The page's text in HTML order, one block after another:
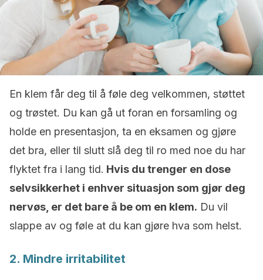
En klem får deg til å føle deg velkommen, støttet
og trøstet. Du kan gå ut foran en forsamling og
holde en presentasjon, ta en eksamen og gjøre
det bra, eller til slutt slå deg til ro med noe du har
flyktet fra i lang tid. Hvis du trenger en dose
selvsikkerhet i enhver situasjon som gjør deg
nervøs, er det bare å be om en klem. Du vil
slappe av og føle at du kan gjøre hva som helst.
2. Mindre irritabilitet